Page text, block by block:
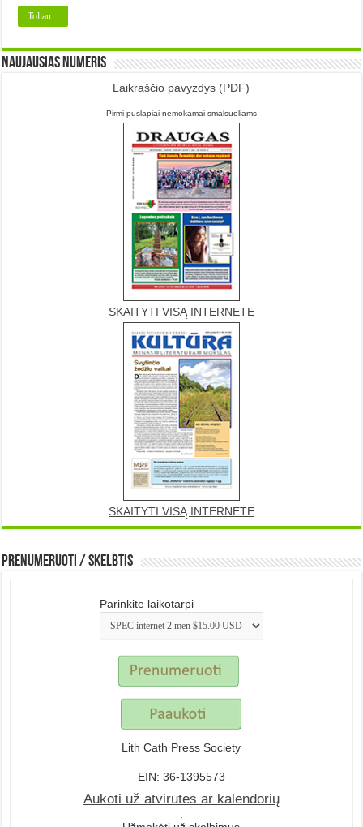
Toliau...
Naujausias numeris
Laikraščio pavyzdys (PDF)
Pirmi puslapiai nemokamai smalsuoliams
SKAITYTI VISĄ INTERNETE
SKAITYTI VISĄ INTERNETE
Prenumeruoti / Skelbtis
Parinkite laikotarpi
Lith Cath Press Society
EIN: 36-1395573
Aukoti už atvirutes ar kalendorių